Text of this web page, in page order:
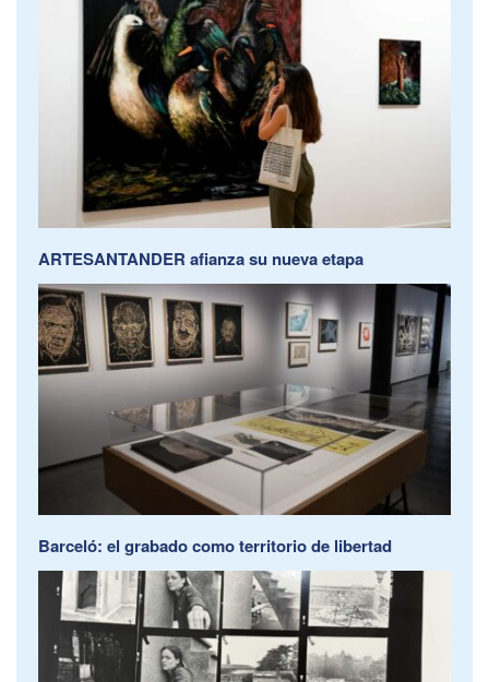
ARTESANTANDER afianza su nueva etapa
Barceló: el grabado como territorio de libertad